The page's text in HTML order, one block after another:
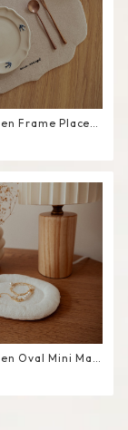
Frame Placem
Oval Mini Mat